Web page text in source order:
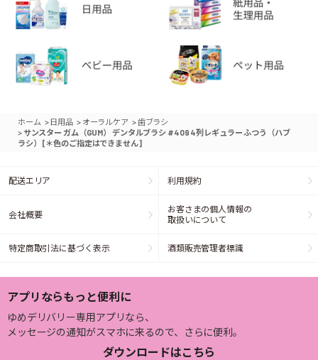
ホーム > 日用品 > オーラルケア >歯ブラシ
> サンスター ガム（GUM） デンタルブラシ #409 4列レギュラー ふつう（ハブ
ラシ） [＊色のご指定はできません]
配送エリア 利用規約
会社概要
お客さまの個人情報の
取扱いについて
特定商取引法に基づく表示 酒類販売管理者標識
アプリならもっと便利に
ゆめデリバリー専用アプリなら、
メッセージの通知がスマホに来るので、さらに便利。
ダウンロードはこちら